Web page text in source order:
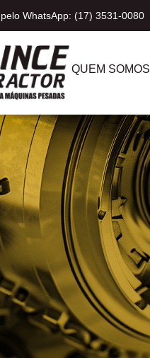
WhatsApp: (17) 3531-0080
QUEM SOMOS